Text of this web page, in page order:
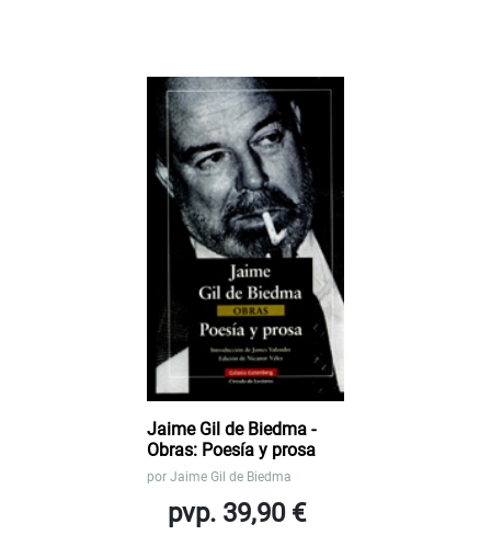
Jaime Gil de Biedma -
Obras: Poesía y prosa
por Jaime Gil de Biedma
pvp. 39,90 €